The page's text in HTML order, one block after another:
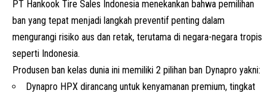
PT Hankook Tire Sales Indonesia menekankan bahwa pemilihan
ban yang tepat menjadi langkah preventif penting dalam
mengurangi risiko aus dan retak, terutama di negara-negara tropis
seperti Indonesia.
Produsen ban kelas dunia ini memiliki 2 pilihan ban Dynapro yakni:
Dynapro HPX dirancang untuk kenyamanan premium, tingkat